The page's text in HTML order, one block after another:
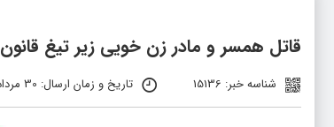
قاتل همسر و مادر زن خویی زیر تیغ قانون
شناسه خبر: 15136 تاریخ و زمان ارسال: 30 مرداد 1400 ساعت 10:03